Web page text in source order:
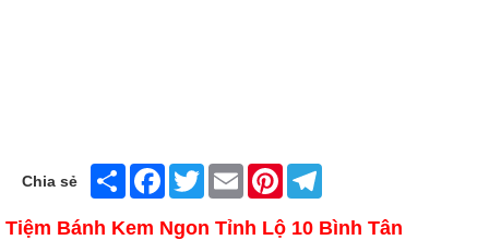
Chia sẻ Share FacebookTwitter Email Pinterest
Tiệm Bánh Kem Ngon Tỉnh Lộ 10 Bình Tân